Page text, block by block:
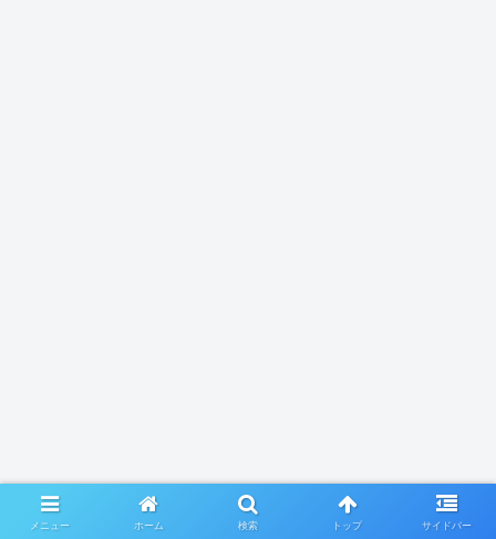
メニュー ホーム 検索 トップ サイドバー